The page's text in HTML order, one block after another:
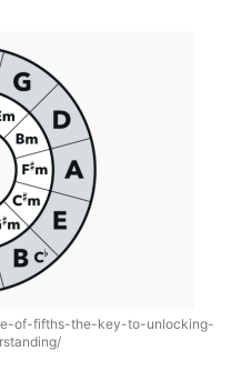
of-fifths-the-key-to-unlocking-